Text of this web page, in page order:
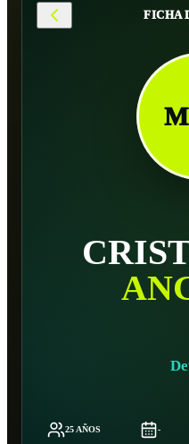
FICHA
25 AÑOS -